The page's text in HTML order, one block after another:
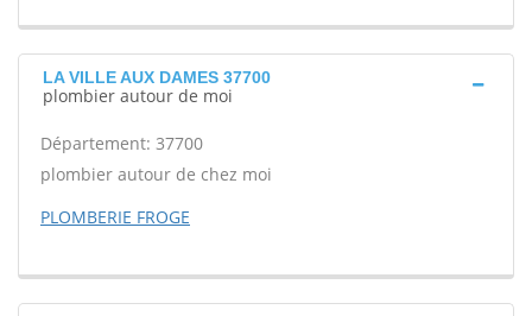
LA VILLE AUX DAMES 37700
plombier autour de moi
Département: 37700
plombier autour de chez moi
PLOMBERIE FROGE